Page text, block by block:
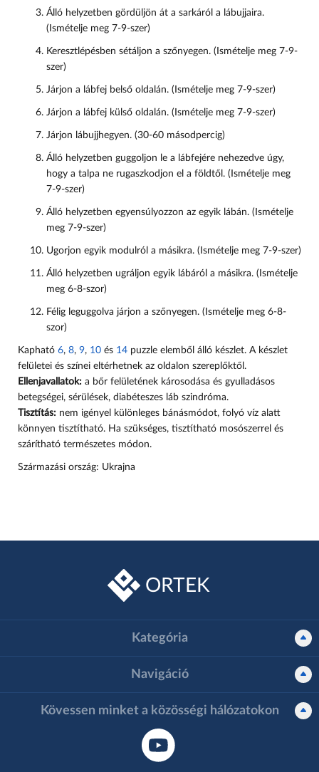
Álló helyzetben gördüljön át a sarkáról a lábujjaira.
(Ismételje meg 7-9-szer)
Keresztlépésben sétáljon a szőnyegen. (Ismételje meg 7-9-
szer)
Járjon a lábfej belső oldalán. (Ismételje meg 7-9-szer)
Járjon a lábfej külső oldalán. (Ismételje meg 7-9-szer)
Járjon lábujjhegyen. (30-60 másodpercig)
Álló helyzetben guggoljon le a lábfejére nehezedve úgy,
hogy a talpa ne rugaszkodjon el a földtől. (Ismételje meg
7-9-szer)
Álló helyzetben egyensúlyozzon az egyik lábán. (Ismételje
meg 7-9-szer)
Ugorjon egyik modulról a másikra. (Ismételje meg 7-9-szer)
Álló helyzetben ugráljon egyik lábáról a másikra. (Ismételje
meg 6-8-szor)
Félig leguggolva járjon a szőnyegen. (Ismételje meg 6-8-
szor)
Kapható 6, 8, 9, 10 és 14 puzzle elemből álló készlet. A készlet
felületei és színei eltérhetnek az oldalon szereplőktől.
Ellenjavallatok: a bőr felületének károsodása és gyulladásos
betegségei, sérülések, diabéteszes láb szindróma.
Tisztítás: nem igényel különleges bánásmódot, folyó víz alatt
könnyen tisztítható. Ha szükséges, tisztítható mosószerrel és
szárítható természetes módon.
Származási ország: Ukrajna
ORTEK
Kategória
Navigáció
Kövessen minket a közösségi hálózatokon